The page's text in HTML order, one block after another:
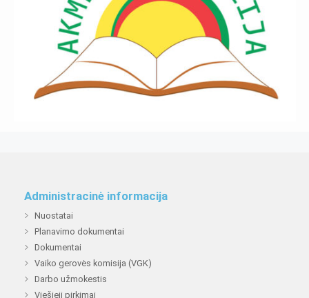
Administracinė informacija
Nuostatai
Planavimo dokumentai
Dokumentai
Vaiko gerovės komisija (VGK)
Darbo užmokestis
Viešieji pirkimai